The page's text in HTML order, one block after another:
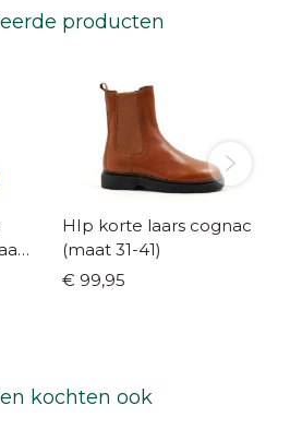
producten
HIp korte laars cognac
(maat 31-41)
€ 99,95
kochten ook